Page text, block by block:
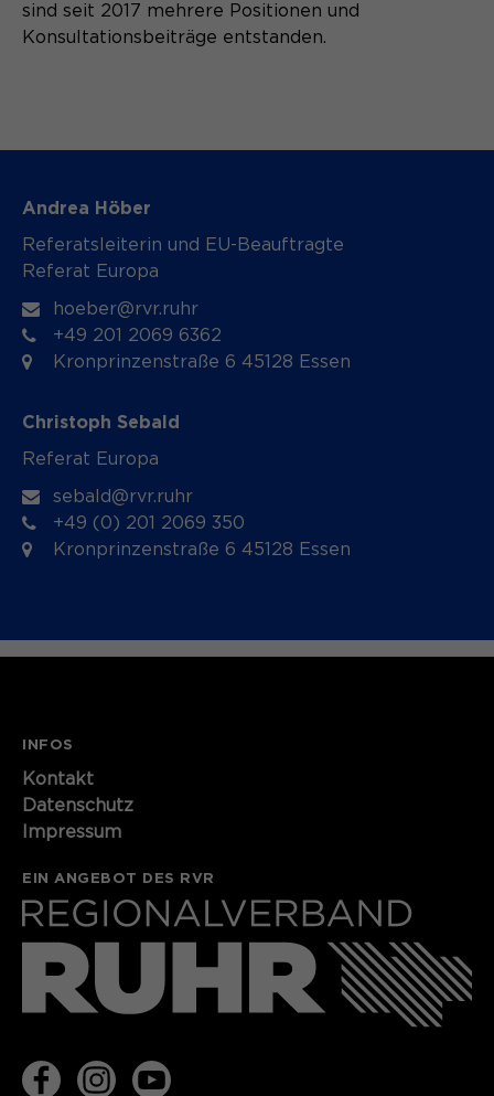
sind seit 2017 mehrere Positionen und
Konsultationsbeiträge entstanden.
Andrea Höber
Referatsleiterin und EU-Beauftragte
Referat Europa
hoeber@rvr.ruhr
+49 201 2069 6362
Kronprinzenstraße 6 45128 Essen
Christoph Sebald
Referat Europa
sebald@rvr.ruhr
+49 (0) 201 2069 350
Kronprinzenstraße 6 45128 Essen
INFOS
Kontakt
Datenschutz
Impressum
EIN ANGEBOT DES RVR